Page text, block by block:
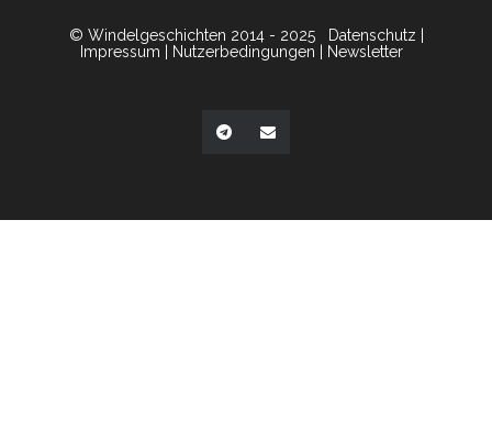
© Windelgeschichten 2014 - 2025 Datenschutz
Impressum
Nutzerbedingungen Newsletter